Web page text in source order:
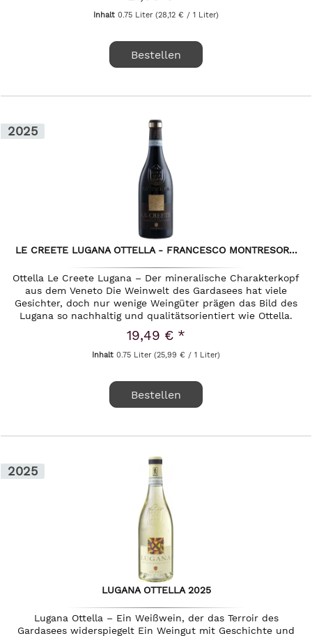
Inhalt0.75 Liter(28,12 € / 1 Liter)
Bestellen
2025
LE CREETE LUGANA OTTELLA - FRANCESCO MONTRESOR...
Ottella Le Creete Lugana – Der mineralische Charakterkopf
aus dem Veneto Die Weinwelt des Gardasees hat viele
Gesichter, doch nur wenige Weingüter prägen das Bild des
Lugana so nachhaltig und qualitätsorientiert wie Ottella.
Unter der...
19,49 € *
Inhalt0.75 Liter(25,99 € / 1 Liter)
Bestellen
2025
LUGANA OTTELLA 2025
Lugana Ottella – Ein Weißwein, der das Terroir des
Gardasees widerspiegelt Ein Weingut mit Geschichte und